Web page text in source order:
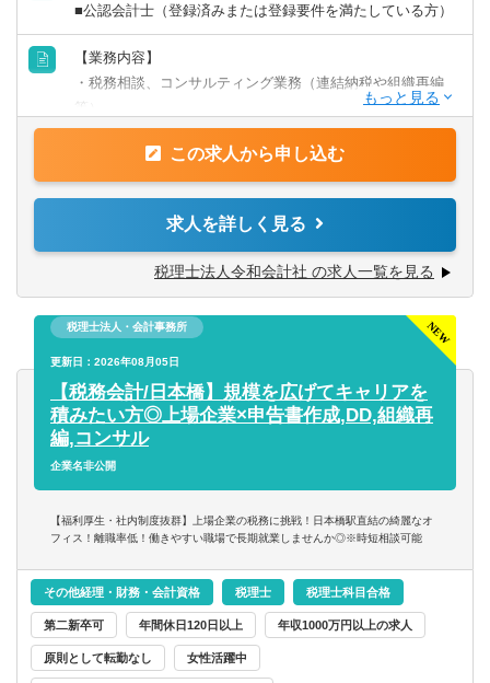
■公認会計士（登録済みまたは登録要件を満たしている方）
【業務内容】
・税務相談、コンサルティング業務（連結納税や組織再編
等）
・税金計算
・各種税務申告書作成
・年末調整、確定申告業務
・M＆A業務（税務DD等）
様々な企業の税務業務を通し幅広い経験が積めます。
※税務関連の業務100％となります。
【同社で働くポイント】
・大手・上場企業の税務を経験することができます。
・一部ではなくクライアントの税務に一環して携わること
ができます。
この求人から申し込む
求人を詳しく見る
税理士法人令和会計社 の求人一覧を見る
税理士法人・会計事務所
更新日：2026年08月05日
【税務会計/日本橋】規模を広げてキャリアを
積みたい方◎上場企業×申告書作成,DD,組織再
編,コンサル
企業名非公開
【福利厚生・社内制度抜群】上場企業の税務に挑戦！日本橋駅直結の綺麗なオ
フィス！離職率低！働きやすい職場で長期就業しませんか◎※時短相談可能
その他経理・財務・会計資格 税理士 税理士科目合格
第二新卒可 年間休日120日以上 年収1000万円以上の求人
原則として転勤なし 女性活躍中